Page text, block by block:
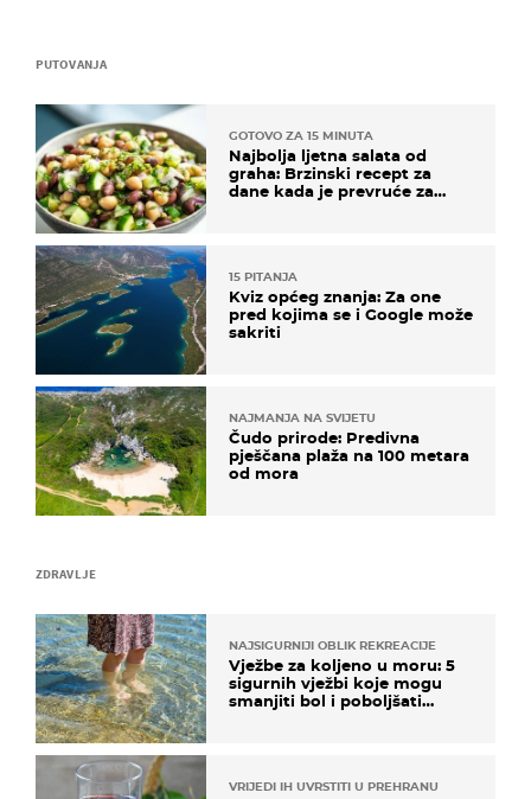
ZDRAVLJE
NAJSIGURNIJI OBLIK REKREACIJE
Vježbe za koljeno u moru: 5
sigurnih vježbi koje mogu
smanjiti bol i poboljšati
VRIJEDI IH UVRSTITI U PREHRANU
PUTOVANJA
GOTOVO ZA 15 MINUTA
Najbolja ljetna salata od
graha: Brzinski recept za
dane kada je prevruće za
15 PITANJA
Kviz općeg znanja: Za one
pred kojima se i Google može
sakriti
NAJMANJA NA SVIJETU
Čudo prirode: Predivna
pješčana plaža na 100 metara
od mora